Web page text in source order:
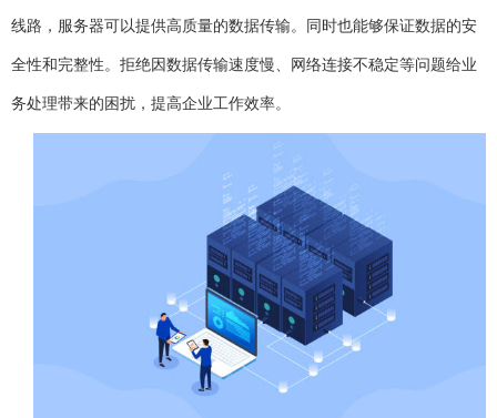
线路，服务器可以提供高质量的数据传输。同时也能够保证数据的安
全性和完整性。拒绝因数据传输速度慢、网络连接不稳定等问题给业
务处理带来的困扰，提高企业工作效率。